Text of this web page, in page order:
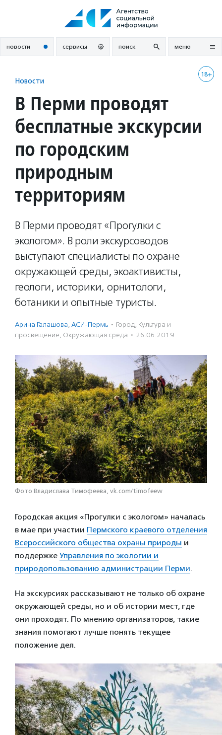
новости сервисы поиск меню
18+
Новости
В Перми проводят
бесплатные экскурсии
по городским
природным
территориям
В Перми проводят «Прогулки с
экологом». В роли экскурсоводов
выступают специалисты по охране
окружающей среды, экоактивисты,
геологи, историки, орнитологи,
ботаники и опытные туристы.
Арина Галашова, АСИ-Пермь · Город, Культура и
просвещение, Окружающая среда · 26.06.2019
Фото Владислава Тимофеева, vk.com/timofeew
Городская акция «Прогулки с экологом» началась
в мае при участии Пермского краевого отделения
Всероссийского общества охраны природы и
поддержке Управления по экологии и
природопользованию администрации Перми.
На экскурсиях рассказывают не только об охране
окружающей среды, но и об истории мест, где
они проходят. По мнению организаторов, такие
знания помогают лучше понять текущее
положение дел.